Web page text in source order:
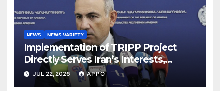
NEWS NEWS VARIETY
Implementation of TRIPP Project
Directly Serves Iran’s Interests,
Pashinyan Says
JUL 22, 2026 APPO